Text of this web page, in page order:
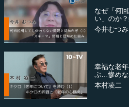
なぜ「何
い」のか
今井むつみ
幸福な老
ぶ…惨めな
本村凌二